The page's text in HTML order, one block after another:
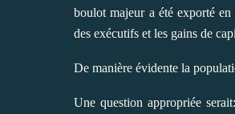
boulot majeur a été exporté
des exécutifs et les gains de
De manière évidente la
Une question appropriée